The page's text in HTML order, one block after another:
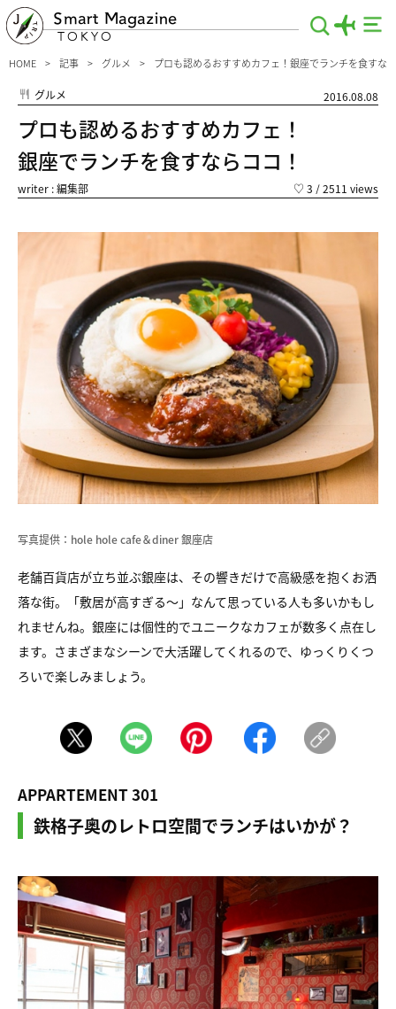
Smart Magazine
TOKYO
HOME 記事 グルメ プロも認めるおすすめカフェ！銀座でランチを食すな
グルメ 2016.08.08
プロも認めるおすすめカフェ！
銀座でランチを食すならココ！
writer : 編集部 ♡ 3 / 2511 views
写真提供：hole hole cafe＆diner 銀座店
老舗百貨店が立ち並ぶ銀座は、その響きだけで高級感を抱くお洒
落な街。「敷居が高すぎる～」なんて思っている人も多いかもし
れませんね。銀座には個性的でユニークなカフェが数多く点在し
ます。さまざまなシーンで大活躍してくれるので、ゆっくりくつ
ろいで楽しみましょう。
APPARTEMENT 301
鉄格子奥のレトロ空間でランチはいかが？